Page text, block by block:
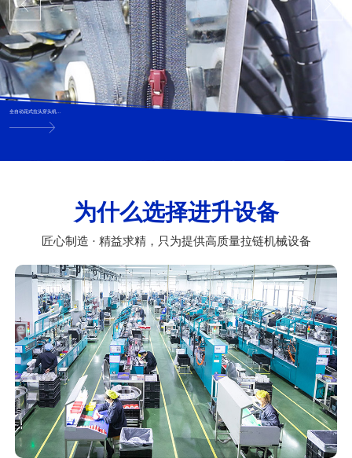
全自动花式拉头穿头机...
为什么选择进升设备
匠心制造 · 精益求精，只为提供高质量拉链机械设备